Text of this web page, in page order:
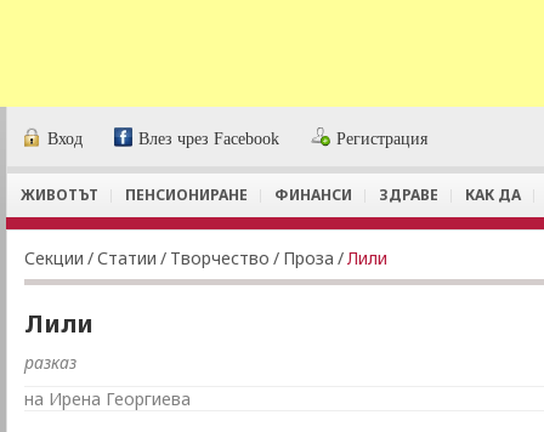
Вход Влез чрез Facebook Регистрация
ЖИВОТЪТ ПЕНСИОНИРАНЕ ФИНАНСИ ЗДРАВЕ КАК ДА
Секции /Статии / Творчество / Проза /Лили
Лили
разказ
на Ирена Георгиева